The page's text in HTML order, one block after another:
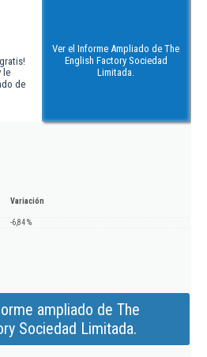
le
de
Ver el Informe Ampliado de The
English Factory Sociedad
Limitada.
Variación
-6,84 %
ampliado de The
Sociedad Limitada.